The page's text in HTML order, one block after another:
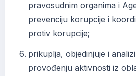
pravosudnim organima i
prevenciju korupcije i
protiv korupcije;
prikuplja, objedinjuje i
provođenju aktivnosti iz